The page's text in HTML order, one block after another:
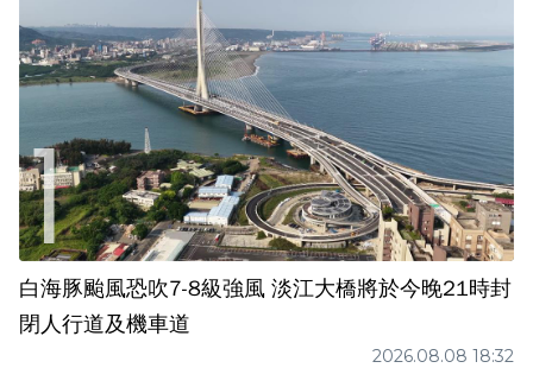
白海豚颱風恐吹7-8級強風 淡江大橋將於今晚21時封
閉人行道及機車道
2026.08.08 18:32